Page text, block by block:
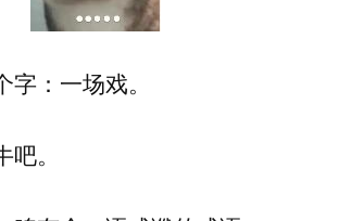
：一场戏。
。